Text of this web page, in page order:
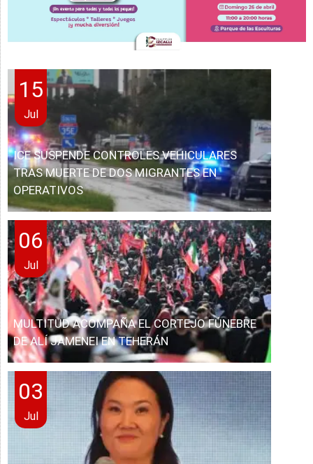
15
Jul
ICE SUSPENDE CONTROLES VEHICULARES
TRAS MUERTE DE DOS MIGRANTES EN
OPERATIVOS
06
Jul
MULTITUD ACOMPAÑA EL CORTEJO FÚNEBRE
DE ALÍ JAMENEI EN TEHERÁN
03
Jul